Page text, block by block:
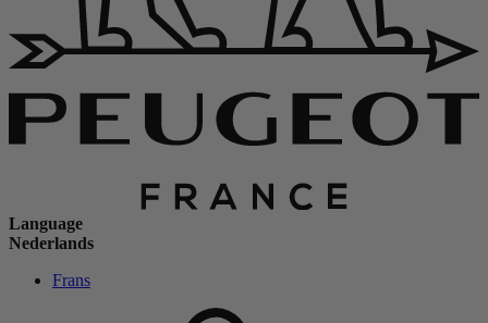
Language
Nederlands
Frans